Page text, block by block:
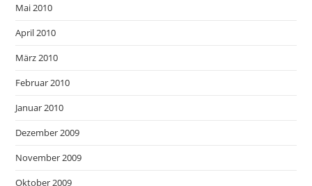
Mai 2010
April 2010
März 2010
Februar 2010
Januar 2010
Dezember 2009
November 2009
Oktober 2009